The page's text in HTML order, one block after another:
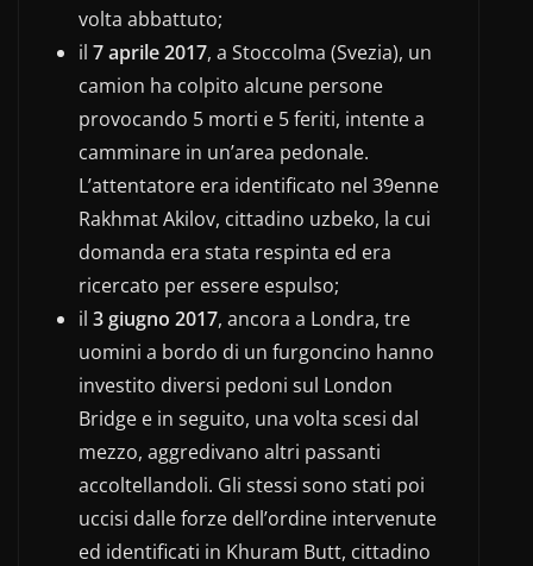
volta abbattuto;
il 7 aprile 2017, a Stoccolma (Svezia), un
camion ha colpito alcune persone
provocando 5 morti e 5 feriti, intente a
camminare in un’area pedonale.
L’attentatore era identificato nel 39enne
Rakhmat Akilov, cittadino uzbeko, la cui
domanda era stata respinta ed era
ricercato per essere espulso;
il 3 giugno 2017, ancora a Londra, tre
uomini a bordo di un furgoncino hanno
investito diversi pedoni sul London
Bridge e in seguito, una volta scesi dal
mezzo, aggredivano altri passanti
accoltellandoli. Gli stessi sono stati poi
uccisi dalle forze dell’ordine intervenute
ed identificati in Khuram Butt, cittadino